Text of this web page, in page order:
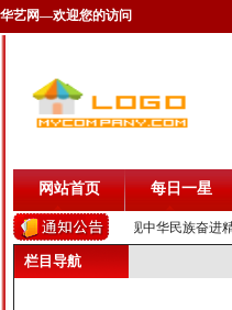
华艺网—欢迎您的访问
网站首页 每日一星
祖国壮丽山河 展现中华民族奋进精神
栏目导航